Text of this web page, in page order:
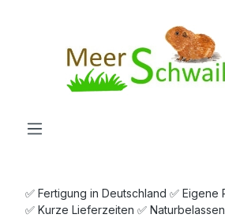
✅ Fertigung in Deutschland ✅ Eigene
✅ Kurze Lieferzeiten ✅